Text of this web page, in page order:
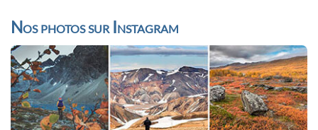
Nos photos sur Instagram